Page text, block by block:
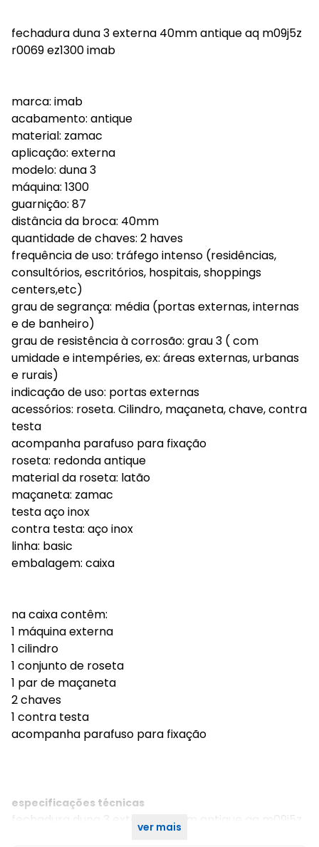
fechadura duna 3 externa 40mm antique aq m09j5z
r0069 ez1300 imab
marca: imab
acabamento: antique
material: zamac
aplicação: externa
modelo: duna 3
máquina: 1300
guarnição: 87
distância da broca: 40mm
quantidade de chaves: 2 haves
frequência de uso: tráfego intenso (residências,
consultórios, escritórios, hospitais, shoppings
centers,etc)
grau de segrança: média (portas externas, internas
e de banheiro)
grau de resistência à corrosão: grau 3 ( com
umidade e intempéries, ex: áreas externas, urbanas
e rurais)
indicação de uso: portas externas
acessórios: roseta. Cilindro, maçaneta, chave, contra
testa
acompanha parafuso para fixação
roseta: redonda antique
material da roseta: latão
maçaneta: zamac
testa aço inox
contra testa: aço inox
linha: basic
embalagem: caixa
na caixa contêm:
1 máquina externa
1 cilindro
1 conjunto de roseta
1 par de maçaneta
2 chaves
1 contra testa
acompanha parafuso para fixação
especificações técnicas
fechadura duna 3 externa 40mm antique aq m09j5z
ver mais